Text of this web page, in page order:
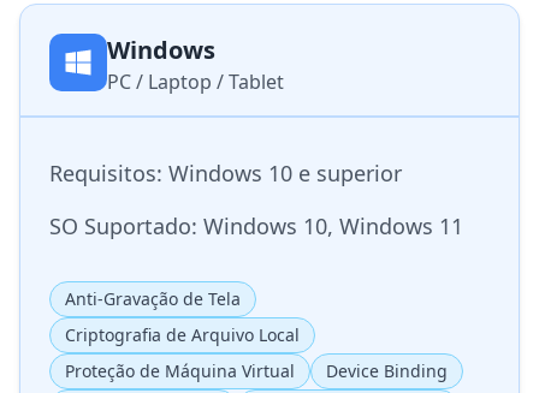
Windows
PC / Laptop / Tablet
Requisitos: Windows 10 e superior
SO Suportado: Windows 10, Windows 11
Anti-Gravação de Tela
Criptografia de Arquivo Local
Proteção de Máquina Virtual
Device Binding